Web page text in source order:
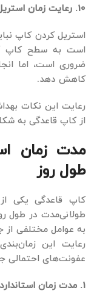
10. رعایت زمان استریل کردن
است به سطح کاپ
ضروری است، اما
کاهش دهد.
رعایت این نکات
از کاپ قاعدگی به
مدت زمان
طول روز
کاپ قاعدگی یکی
طولانی‌مدت در طول
به عوامل مختلفی
رعایت این
عفونت‌های احتمالی
1. مدت زمان استاندارد استفاده